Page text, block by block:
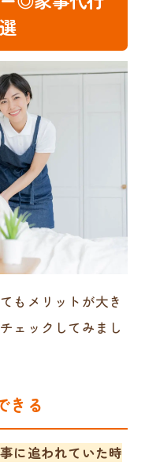
もメリットが大き
ェックしてみまし
きる
に追われていた時